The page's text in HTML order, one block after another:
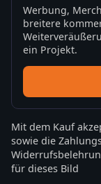
Werbung,
breitere
ein Projekt.
Mit dem Kauf
sowie die
für dieses Bild